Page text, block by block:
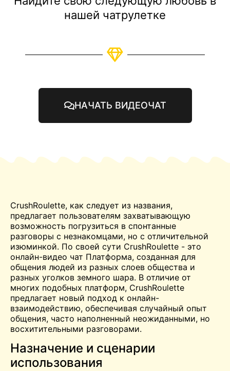
нашей чатрулетке
НАЧАТЬ ВИДЕОЧАТ
CrushRoulette, как следует из названия,
предлагает пользователям захватывающую
возможность погрузиться в спонтанные
разговоры с незнакомцами, но с отличительной
изюминкой. По своей сути CrushRoulette - это
онлайн-видео чат Платформа, созданная для
общения людей из разных слоев общества и
разных уголков земного шара. В отличие от
многих подобных платформ, CrushRoulette
предлагает новый подход к онлайн-
взаимодействию, обеспечивая случайный опыт
общения, часто наполненный неожиданными, но
восхитительными разговорами.
Назначение и сценарии
использования